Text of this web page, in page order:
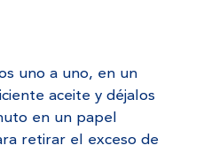
uno a uno, en un
aceite y déjalos
en un papel
retirar el exceso de